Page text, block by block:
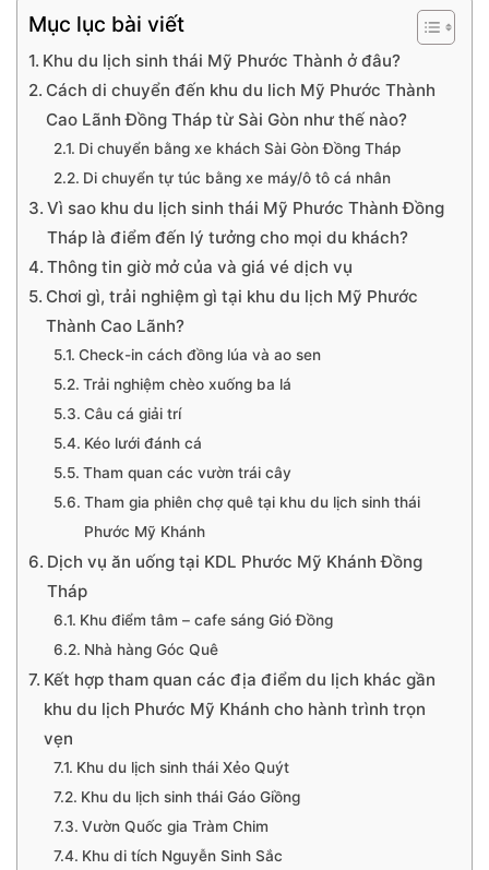
Mục lục bài viết
Khu du lịch sinh thái Mỹ Phước Thành ở đâu?
Cách di chuyển đến khu du lich Mỹ Phước Thành
Cao Lãnh Đồng Tháp từ Sài Gòn như thế nào?
Di chuyển bằng xe khách Sài Gòn Đồng Tháp
Di chuyển tự túc bằng xe máy/ô tô cá nhân
Vì sao khu du lịch sinh thái Mỹ Phước Thành Đồng
Tháp là điểm đến lý tưởng cho mọi du khách?
Thông tin giờ mở của và giá vé dịch vụ
Chơi gì, trải nghiệm gì tại khu du lịch Mỹ Phước
Thành Cao Lãnh?
Check-in cách đồng lúa và ao sen
Trải nghiệm chèo xuống ba lá
Câu cá giải trí
Kéo lưới đánh cá
Tham quan các vườn trái cây
Tham gia phiên chợ quê tại khu du lịch sinh thái
Phước Mỹ Khánh
Dịch vụ ăn uống tại KDL Phước Mỹ Khánh Đồng
Tháp
Khu điểm tâm – cafe sáng Gió Đồng
Nhà hàng Góc Quê
Kết hợp tham quan các địa điểm du lịch khác gần
khu du lịch Phước Mỹ Khánh cho hành trình trọn
vẹn
Khu du lịch sinh thái Xẻo Quýt
Khu du lịch sinh thái Gáo Giồng
Vườn Quốc gia Tràm Chim
Khu di tích Nguyễn Sinh Sắc